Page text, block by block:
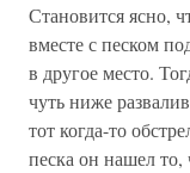
Становится ясно,
вместе с песком
в другое место.
чуть ниже
тот когда-то
песка он нашел то,